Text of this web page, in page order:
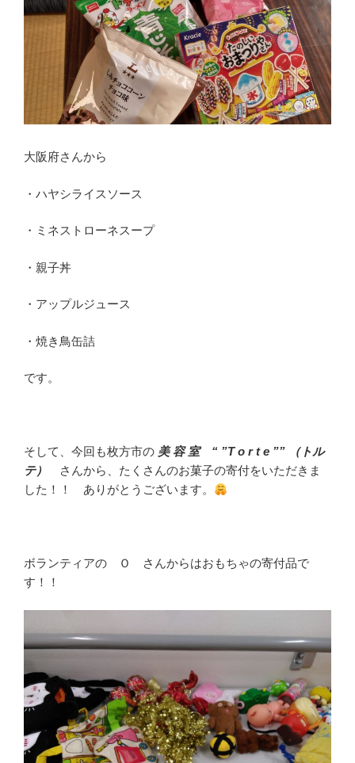
大阪府さんから
・ハヤシライスソース
・ミネストローネスープ
・親子丼
・アップルジュース
・焼き鳥缶詰
です。
そして、今回も枚方市の 美 容 室 “ ”T o r t e ”” （トル
テ）
さんから、たくさんのお菓子の寄付をいただきま
した！！ ありがとうございます。
ボランティアの Ｏ さんからはおもちゃの寄付品で
す！！